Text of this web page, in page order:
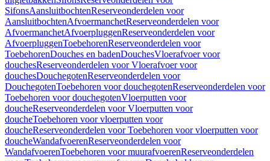
SifonsAansluitbochtenReserveonderdelen voor
AansluitbochtenAfvoermanchetReserveonderdelen voor
AfvoermanchetAfvoerpluggenReserveonderdelen voor
AfvoerpluggenToebehorenReserveonderdelen voor
ToebehorenDouches en badenDouchesVloerafvoer voor
douchesReserveonderdelen voor Vloerafvoer voor
douchesDouchegotenReserveonderdelen voor
DouchegotenToebehoren voor douchegotenReserveonderdelen voor
Toebehoren voor douchegotenVloerputten voor
doucheReserveonderdelen voor Vloerputten voor
doucheToebehoren voor vloerputten voor
doucheReserveonderdelen voor Toebehoren voor vloerputten voor
doucheWandafvoerenReserveonderdelen voor
WandafvoerenToebehoren voor muurafvoerenReserveonderdelen